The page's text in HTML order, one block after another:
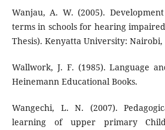
Wanjau, A. W. (2005).
terms in schools for hearing
Thesis). Kenyatta University: Nairobi,
Wallwork, J. F. (1985). Language
Heinemann Educational Books.
Wangechi, L. N. (2007).
learning of upper primary